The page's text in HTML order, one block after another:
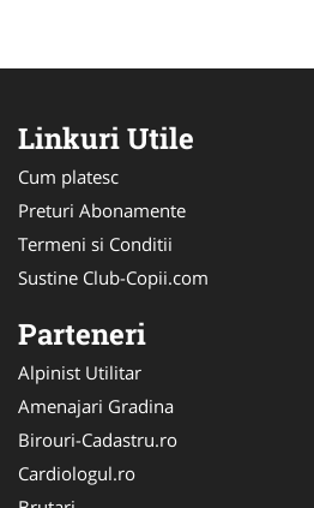
Linkuri Utile
Cum platesc
Preturi Abonamente
Termeni si Conditii
Sustine Club-Copii.com
Parteneri
Alpinist Utilitar
Amenajari Gradina
Birouri-Cadastru.ro
Cardiologul.ro